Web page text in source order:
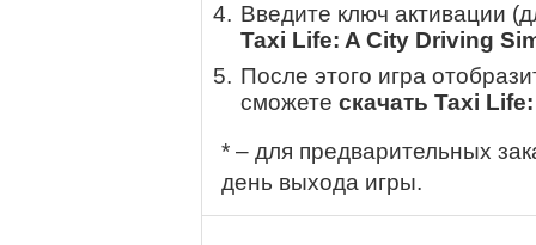
Введите ключ активации
Taxi Life: A City Driving
После этого игра
сможете скачать Taxi
* – для предварительных
день выхода игры.